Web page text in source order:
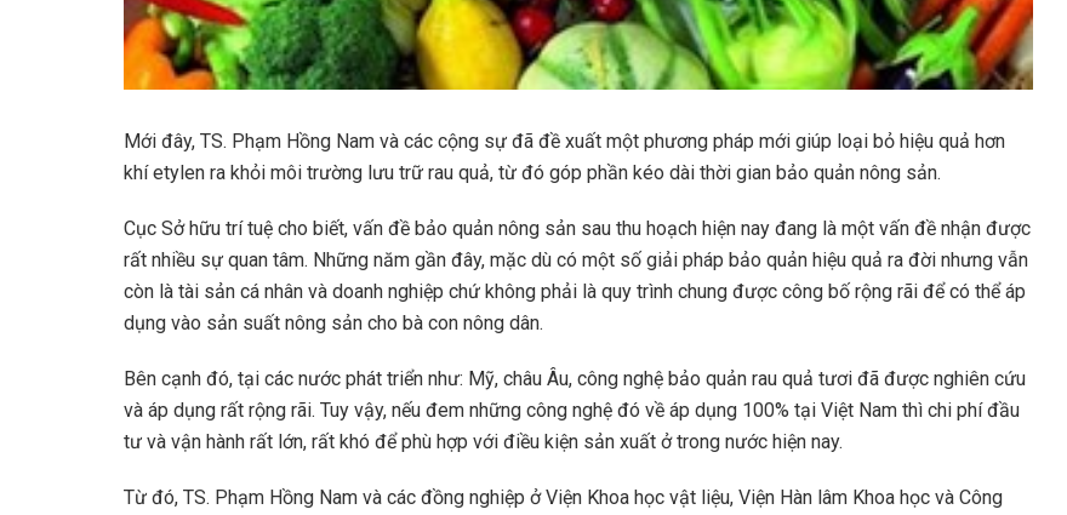
Mới đây, TS. Phạm Hồng Nam và các cộng sự đã đề xuất một phương pháp mới giúp loại bỏ hiệu quả hơn
khí etylen ra khỏi môi trường lưu trữ rau quả, từ đó góp phần kéo dài thời gian bảo quản nông sản.
Cục Sở hữu trí tuệ cho biết, vấn đề bảo quản nông sản sau thu hoạch hiện nay đang là một vấn đề nhận được
rất nhiều sự quan tâm. Những năm gần đây, mặc dù có một số giải pháp bảo quản hiệu quả ra đời nhưng vẫn
còn là tài sản cá nhân và doanh nghiệp chứ không phải là quy trình chung được công bố rộng rãi để có thể áp
dụng vào sản suất nông sản cho bà con nông dân.
Bên cạnh đó, tại các nước phát triển như: Mỹ, châu Âu, công nghệ bảo quản rau quả tươi đã được nghiên cứu
và áp dụng rất rộng rãi. Tuy vậy, nếu đem những công nghệ đó về áp dụng 100% tại Việt Nam thì chi phí đầu
tư và vận hành rất lớn, rất khó để phù hợp với điều kiện sản xuất ở trong nước hiện nay.
Từ đó, TS. Phạm Hồng Nam và các đồng nghiệp ở Viện Khoa học vật liệu, Viện Hàn lâm Khoa học và Công